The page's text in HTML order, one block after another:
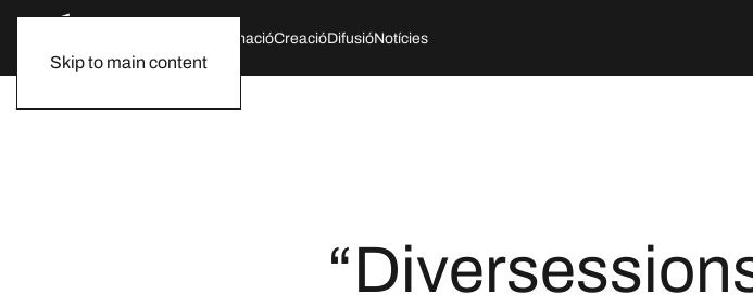
Skip to main content
FormacióCreacióDifusióNotícies